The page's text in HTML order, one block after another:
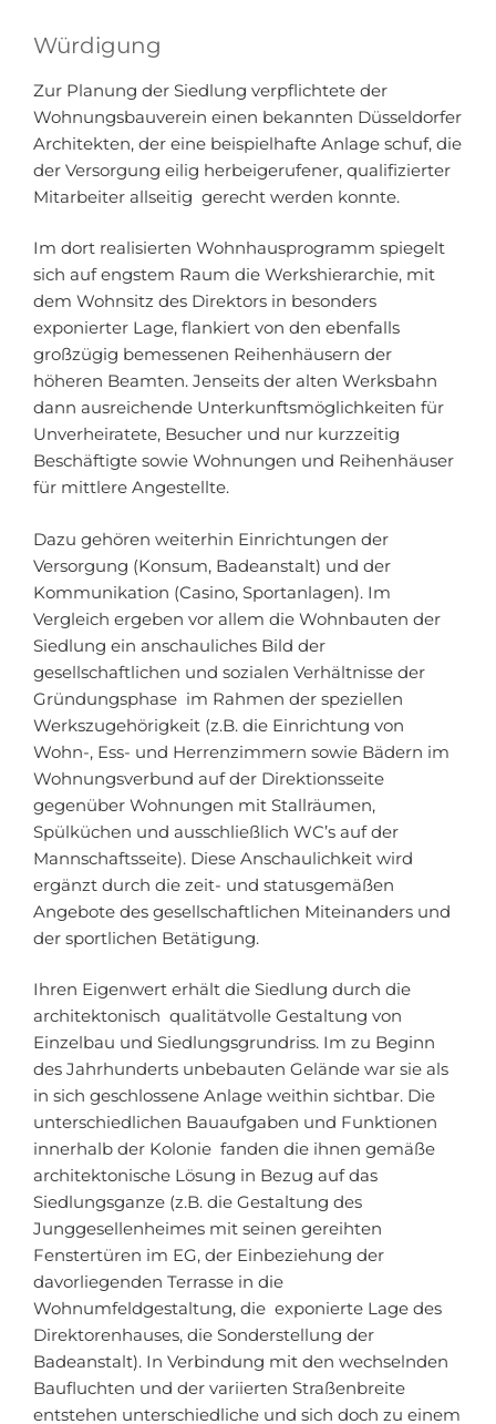
Würdigung
Zur Planung der Siedlung verpflichtete der
Wohnungsbauverein einen bekannten Düsseldorfer
Architekten, der eine beispielhafte Anlage schuf, die
der Versorgung eilig herbeigerufener, qualifizierter
Mitarbeiter allseitig gerecht werden konnte.
Im dort realisierten Wohnhausprogramm spiegelt
sich auf engstem Raum die Werkshierarchie, mit
dem Wohnsitz des Direktors in besonders
exponierter Lage, flankiert von den ebenfalls
großzügig bemessenen Reihenhäusern der
höheren Beamten. Jenseits der alten Werksbahn
dann ausreichende Unterkunftsmöglichkeiten für
Unverheiratete, Besucher und nur kurzzeitig
Beschäftigte sowie Wohnungen und Reihenhäuser
für mittlere Angestellte.
Dazu gehören weiterhin Einrichtungen der
Versorgung (Konsum, Badeanstalt) und der
Kommunikation (Casino, Sportanlagen). Im
Vergleich ergeben vor allem die Wohnbauten der
Siedlung ein anschauliches Bild der
gesellschaftlichen und sozialen Verhältnisse der
Gründungsphase im Rahmen der speziellen
Werkszugehörigkeit (z.B. die Einrichtung von
Wohn-, Ess- und Herrenzimmern sowie Bädern im
Wohnungsverbund auf der Direktionsseite
gegenüber Wohnungen mit Stallräumen,
Spülküchen und ausschließlich WC’s auf der
Mannschaftsseite). Diese Anschaulichkeit wird
ergänzt durch die zeit- und statusgemäßen
Angebote des gesellschaftlichen Miteinanders und
der sportlichen Betätigung.
Ihren Eigenwert erhält die Siedlung durch die
architektonisch qualitätvolle Gestaltung von
Einzelbau und Siedlungsgrundriss. Im zu Beginn
des Jahrhunderts unbebauten Gelände war sie als
in sich geschlossene Anlage weithin sichtbar. Die
unterschiedlichen Bauaufgaben und Funktionen
innerhalb der Kolonie fanden die ihnen gemäße
architektonische Lösung in Bezug auf das
Siedlungsganze (z.B. die Gestaltung des
Junggesellenheimes mit seinen gereihten
Fenstertüren im EG, der Einbeziehung der
davorliegenden Terrasse in die
Wohnumfeldgestaltung, die exponierte Lage des
Direktorenhauses, die Sonderstellung der
Badeanstalt). In Verbindung mit den wechselnden
Baufluchten und der variierten Straßenbreite
entstehen unterschiedliche und sich doch zu einem